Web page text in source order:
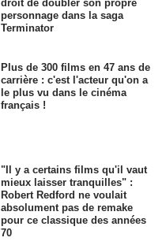
droit de doubler son propre
personnage dans la saga
Terminator
Plus de 300 films en 47 ans de
carrière : c'est l'acteur qu'on a
le plus vu dans le cinéma
français !
"Il y a certains films qu'il vaut
mieux laisser tranquilles" :
Robert Redford ne voulait
absolument pas de remake
pour ce classique des années
70